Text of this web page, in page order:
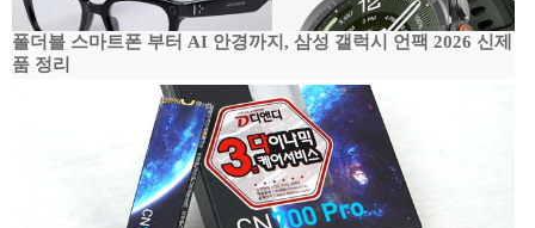
폴더블 스마트폰 부터 AI 안경까지, 삼성 갤럭시 언팩 2026 신제
품 정리